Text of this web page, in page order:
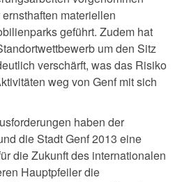
materiellen
geführt. Zudem hat
um den Sitz
verschärft, was das Risiko
weg von Genf mit sich
haben der
die Stadt Genf 2013 eine
die Zukunft des internationalen
Hauptpfeiler die